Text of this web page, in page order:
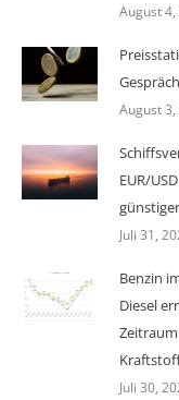
August
August
EUR/
Juli 31,
Benzin
Diesel
Juli 30,